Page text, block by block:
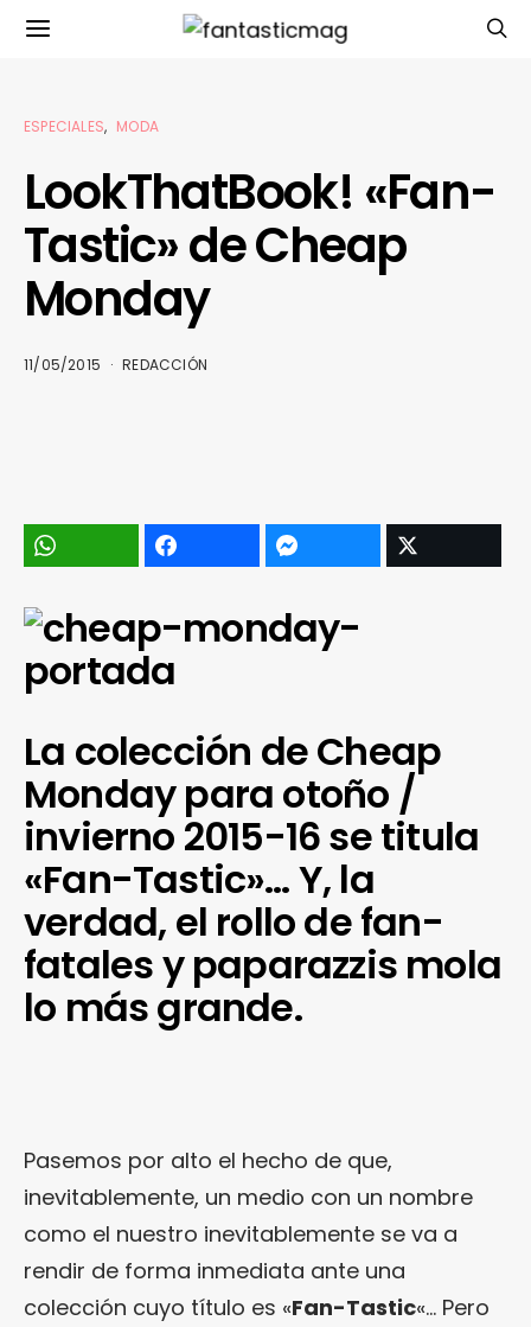
ESPECIALES MODA
LookThatBook! «Fan-
Tastic» de Cheap
Monday
11/05/2015 REDACCIÓN
La colección de Cheap
Monday para otoño /
invierno 2015-16 se titula
«Fan-Tastic»… Y, la
verdad, el rollo de fan-
fatales y paparazzis mola
lo más grande.
Pasemos por alto el hecho de que,
inevitablemente, un medio con un nombre
como el nuestro inevitablemente se va a
rendir de forma inmediata ante una
colección cuyo título es «Fan-Tastic«… Pero